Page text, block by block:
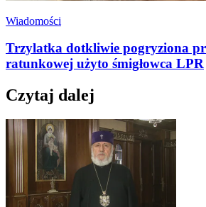
Wiadomości
Trzylatka dotkliwie pogryziona
ratunkowej użyto śmigłowca LPR
Czytaj dalej